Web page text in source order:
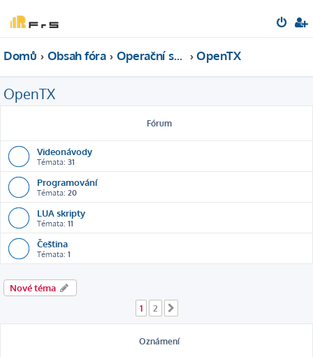
Domů Obsah fóra Operační systémy OpenTX
OpenTX
Fórum
Videonávody
Témata: 31
Programování
Témata: 20
LUA skripty
Témata: 11
Čeština
Témata: 1
Nové téma
1
2
Oznámení